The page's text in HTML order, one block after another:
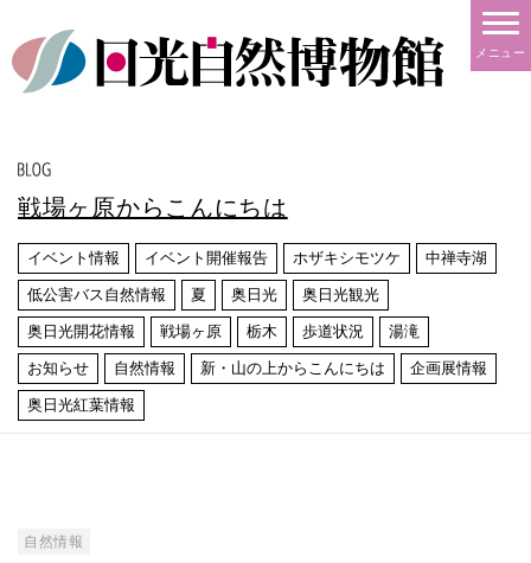
メニュー
戦場ヶ原からこんにちは
イベント情報 イベント開催報告 ホザキシモツケ 中禅寺湖
低公害バス自然情報 夏 奥日光 奥日光観光
奥日光開花情報 戦場ヶ原 栃木 歩道状況 湯滝
お知らせ 自然情報 新・山の上からこんにちは 企画展情報
奥日光紅葉情報
自然情報